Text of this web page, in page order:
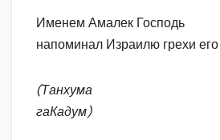
Именем Амалек Господь
напоминал Израилю грехи
(Танхума
гаКадум)